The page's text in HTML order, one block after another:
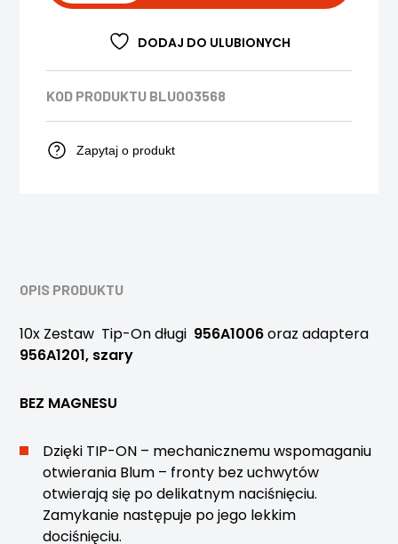
DODAJ DO ULUBIONYCH
KOD PRODUKTU BLU003568
Zapytaj o produkt
OPIS PRODUKTU
10x Zestaw Tip-On długi 956A1006oraz adaptera
956A1201, szary
BEZ MAGNESU
Dzięki TIP-ON – mechanicznemu wspomaganiu
otwierania Blum – fronty bez uchwytów
otwierają się po delikatnym naciśnięciu.
Zamykanie następuje po jego lekkim
dociśnięciu.